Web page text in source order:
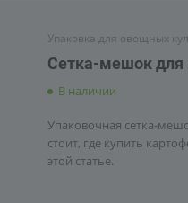
Упаковка для овощных
Сетка-мешок для
В наличии
Упаковочная сетка-
стоит, где купить
этой статье.